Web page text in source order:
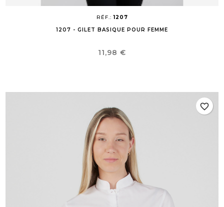
RÉF.:1207
1207 - GILET BASIQUE POUR FEMME
Prix
11,98 €
favorite_border